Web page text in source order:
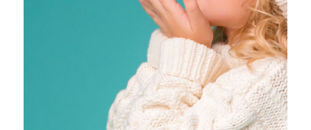
ΤΕΥΧΟΣ #17